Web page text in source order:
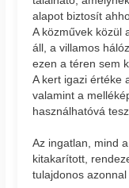
alapot biztosít
A közművek közül
áll, a villamos
ezen a téren sem
A kert igazi értéke
valamint a
használhatóvá
Az ingatlan, mind
kitakarított,
tulajdonos